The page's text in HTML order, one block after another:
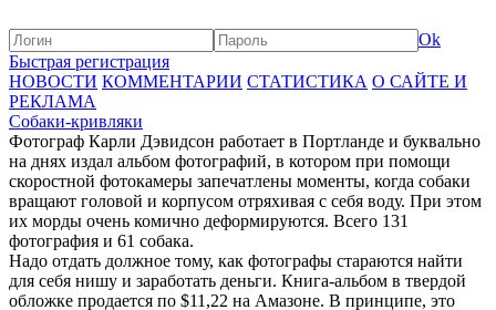
Ok
Быстрая регистрация
НОВОСТИ КОММЕНТАРИИ СТАТИСТИКА О САЙТЕ И
РЕКЛАМА
Собаки-кривляки
Фотограф Карли Дэвидсон работает в Портланде и буквально
на днях издал альбом фотографий, в котором при помощи
скоростной фотокамеры запечатлены моменты, когда собаки
вращают головой и корпусом отряхивая с себя воду. При этом
их морды очень комично деформируются. Всего 131
фотография и 61 собака.
Надо отдать должное тому, как фотографы стараются найти
для себя нишу и заработать деньги. Книга-альбом в твердой
обложке продается по $11,22 на Амазоне. В принципе, это